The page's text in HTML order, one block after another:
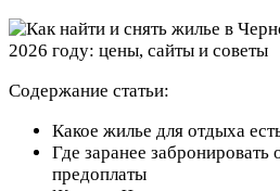
Содержание статьи:
Какое жилье для отдыха
Где заранее забронировать
предоплаты